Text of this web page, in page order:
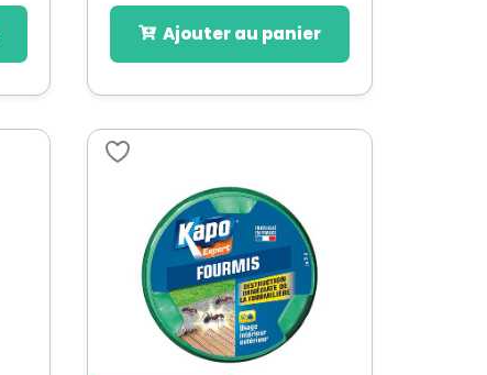
Ajouter au panier